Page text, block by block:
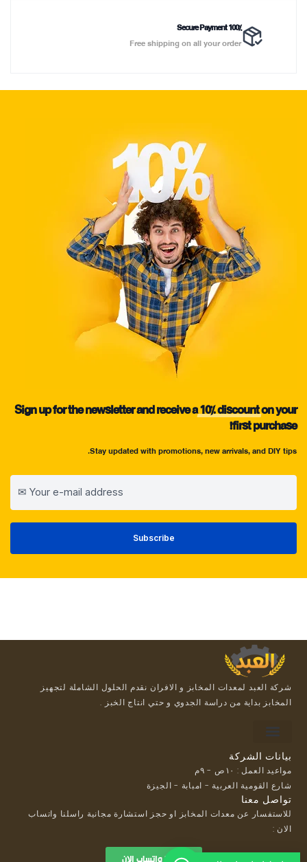
100% Secure Payment
Free shipping on all your order
Sign up for the newsletter and receive a10%discounton your
first purchase!
Stay updated with promotions, new arrivals, and DIY tips.
شركة العبد لمعدات المخابز و الافران نقدم الحلول الشاملة لتجهيز
المخابز بداية من دراسة الجدوي و حتي انتاج الخبز .
بيانات الشركة
مواعيد العمل : ١٠ص - ٩م
شارع القومية العربية - امبابة - الجيزة
تواصل معنا
للاستفسار عن معدات المخابز او حجز استشارة مجانية راسلنا واتساب
الان :